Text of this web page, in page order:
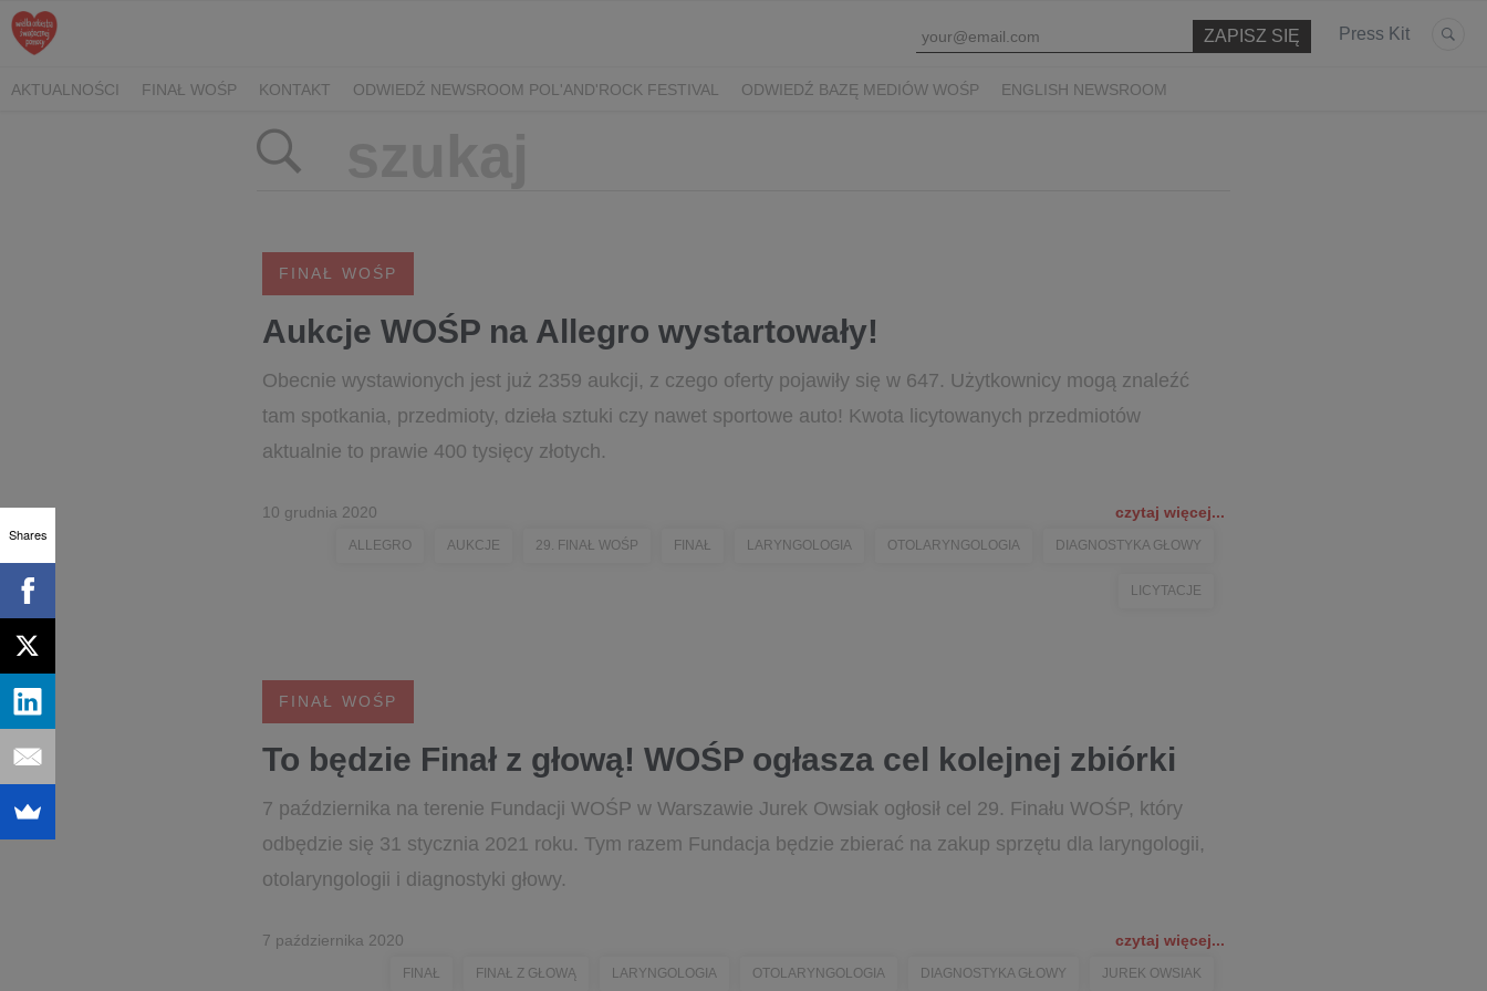
Press Kit
AKTUALNOŚCI FINAŁ WOŚP KONTAKT ODWIEDŹ NEWSROOM POL'AND'ROCK FESTIVAL ODWIEDŹ BAZĘ MEDIÓW WOŚP ENGLISH NEWSROOM
FINAŁ WOŚP
Aukcje WOŚP na Allegro wystartowały!
Obecnie wystawionych jest już 2359 aukcji, z czego oferty pojawiły się w 647. Użytkownicy mogą znaleźć
tam spotkania, przedmioty, dzieła sztuki czy nawet sportowe auto! Kwota licytowanych przedmiotów
aktualnie to prawie 400 tysięcy złotych.
10 grudnia 2020 czytaj więcej...
ALLEGRO AUKCJE 29. FINAŁ WOŚP FINAŁ LARYNGOLOGIA OTOLARYNGOLOGIA DIAGNOSTYKA GŁOWY
LICYTACJE
FINAŁ WOŚP
To będzie Finał z głową! WOŚP ogłasza cel kolejnej zbiórki
7 października na terenie Fundacji WOŚP w Warszawie Jurek Owsiak ogłosił cel 29. Finału WOŚP, który
odbędzie się 31 stycznia 2021 roku. Tym razem Fundacja będzie zbierać na zakup sprzętu dla laryngologii,
otolaryngologii i diagnostyki głowy.
7 października 2020 czytaj więcej...
FINAŁ FINAŁ Z GŁOWĄ LARYNGOLOGIA OTOLARYNGOLOGIA DIAGNOSTYKA GŁOWY JUREK OWSIAK
Shares